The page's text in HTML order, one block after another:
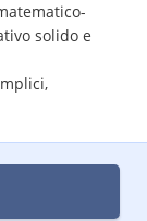
solido e